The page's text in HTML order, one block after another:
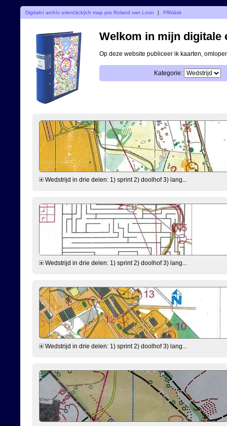
Digitalní archív orienťáckých map pro Roland van Loon | Přihlásit
Welkom in mijn digitale
Op deze website publiceer ik kaarten,
Kategorie:
Wedstrijd in drie delen: 1) sprint 2) doolhof 3) lang...
Wedstrijd in drie delen: 1) sprint 2) doolhof 3) lang...
Wedstrijd in drie delen: 1) sprint 2) doolhof 3) lang...